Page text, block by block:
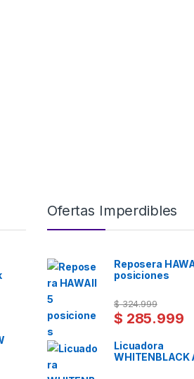
Ofertas Imperdibles
Reposera
posiciones
$ 285.999
$324.999
Licuadora
WHITENBLACK